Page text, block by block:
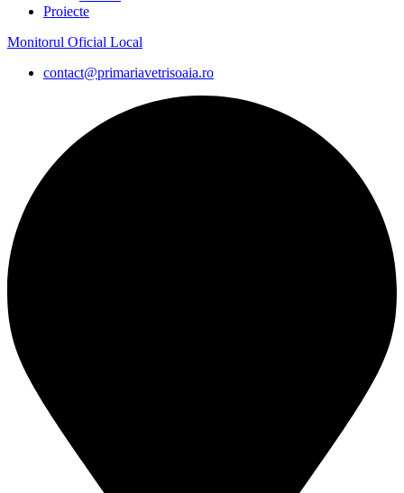
Proiecte
Monitorul Oficial Local
contact@primariavetrisoaia.ro